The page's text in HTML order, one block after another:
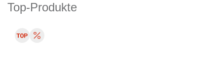
Top-Produkte